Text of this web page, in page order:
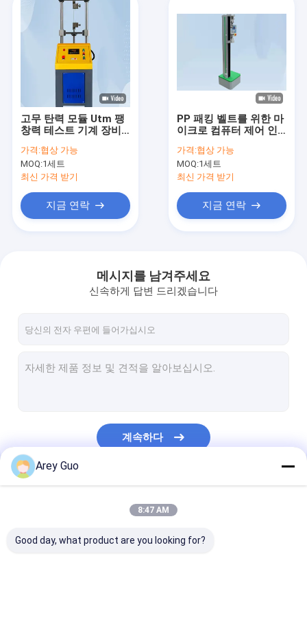
우리 에 관한 것
뉴스
PP 스트랩 만드는 기계
고무 탄력 모듈 Utm 팽
창력 테스트 기계 장비
스트 기계 0.5%
가격:협상 가능
MOQ:1세트
최신 가격 받기
지금 연락
PP 패킹 벨트를 위한 마
이크로 컴퓨터 제어 인
가격:협상 가능
MOQ:1세트
최신 가격 받기
지금 연락
메시지를 남겨주세요
신속하게 답변 드리겠습니다
계속하다
Arey Guo
8:47 AM
Good day, what product are you looking for?